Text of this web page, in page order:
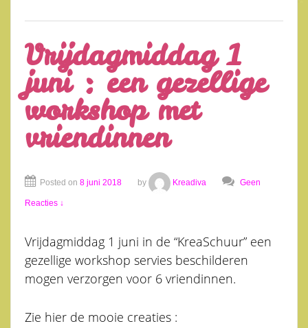
Vrijdagmiddag 1
juni : een gezellige
workshop met
vriendinnen
Posted on 8 juni 2018 by Kreadiva Geen
Reacties ↓
Vrijdagmiddag 1 juni in de “KreaSchuur” een
gezellige workshop servies beschilderen
mogen verzorgen voor 6 vriendinnen.
Zie hier de mooie creaties :